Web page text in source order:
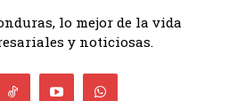
lo mejor de la vida
y noticiosas.